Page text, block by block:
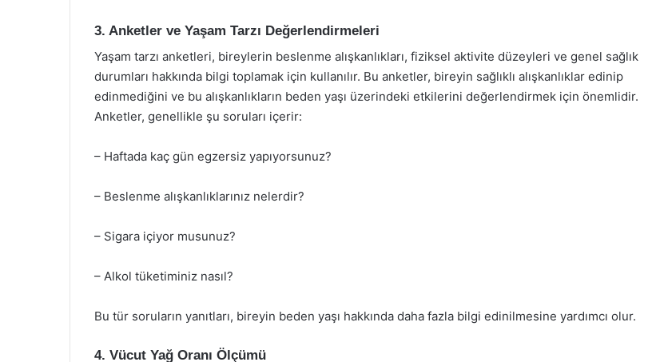
3. Anketler ve Yaşam Tarzı Değerlendirmeleri
Yaşam tarzı anketleri, bireylerin beslenme alışkanlıkları, fiziksel aktivite düzeyleri ve genel sağlık
durumları hakkında bilgi toplamak için kullanılır. Bu anketler, bireyin sağlıklı alışkanlıklar edinip
edinmediğini ve bu alışkanlıkların beden yaşı üzerindeki etkilerini değerlendirmek için önemlidir.
Anketler, genellikle şu soruları içerir:
– Haftada kaç gün egzersiz yapıyorsunuz?
– Beslenme alışkanlıklarınız nelerdir?
– Sigara içiyor musunuz?
– Alkol tüketiminiz nasıl?
Bu tür soruların yanıtları, bireyin beden yaşı hakkında daha fazla bilgi edinilmesine yardımcı olur.
4. Vücut Yağ Oranı Ölçümü